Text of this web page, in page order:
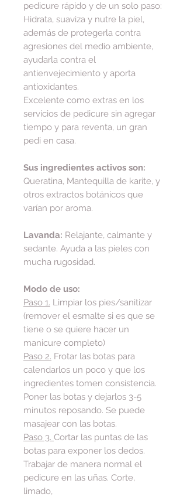
pedicure rápido y de un solo paso:
Hidrata, suaviza y nutre la piel,
además de protegerla contra
agresiones del medio ambiente,
ayudarla contra el
antienvejecimiento y aporta
antioxidantes.
Excelente como extras en los
servicios de pedicure sin agregar
tiempo y para reventa, un gran
pedi en casa.
Sus ingredientes activos son:
Queratina, Mantequilla de karite, y
otros extractos botánicos que
varían por aroma.
Lavanda: Relajante, calmante y
sedante. Ayuda a las pieles con
mucha rugosidad.
Modo de uso:
Paso 1. Limpiar los pies/sanitizar
(remover el esmalte si es que se
tiene o se quiere hacer un
manicure completo)
Paso 2. Frotar las botas para
calendarlos un poco y que los
ingredientes tomen consistencia.
Poner las botas y dejarlos 3-5
minutos reposando. Se puede
masajear con las botas.
Paso 3. Cortar las puntas de las
botas para exponer los dedos.
Trabajar de manera normal el
pedicure en las uñas. Corte,
limado,